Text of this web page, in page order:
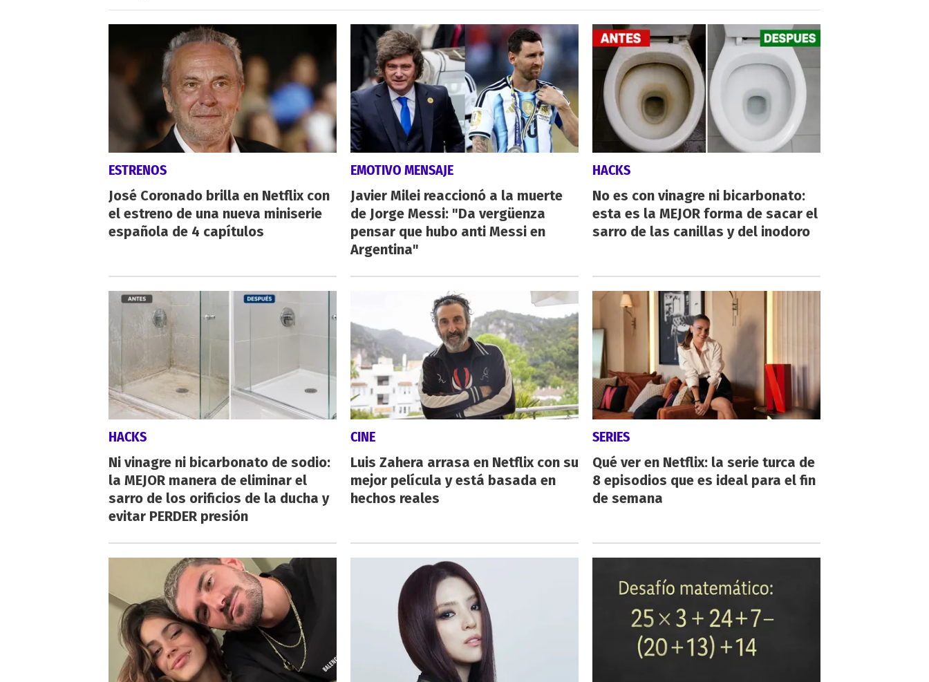
ESTRENOS
José Coronado brilla en Netflix con
el estreno de una nueva miniserie
española de 4 capítulos
EMOTIVO MENSAJE
Javier Milei reaccionó a la muerte
de Jorge Messi: "Da vergüenza
pensar que hubo anti Messi en
Argentina"
HACKS
No es con vinagre ni bicarbonato:
esta es la MEJOR forma de sacar el
sarro de las canillas y del inodoro
HACKS
Ni vinagre ni bicarbonato de sodio:
la MEJOR manera de eliminar el
sarro de los orificios de la ducha y
evitar PERDER presión
CINE
Luis Zahera arrasa en Netflix con su
mejor película y está basada en
hechos reales
SERIES
Qué ver en Netflix: la serie turca de
8 episodios que es ideal para el fin
de semana